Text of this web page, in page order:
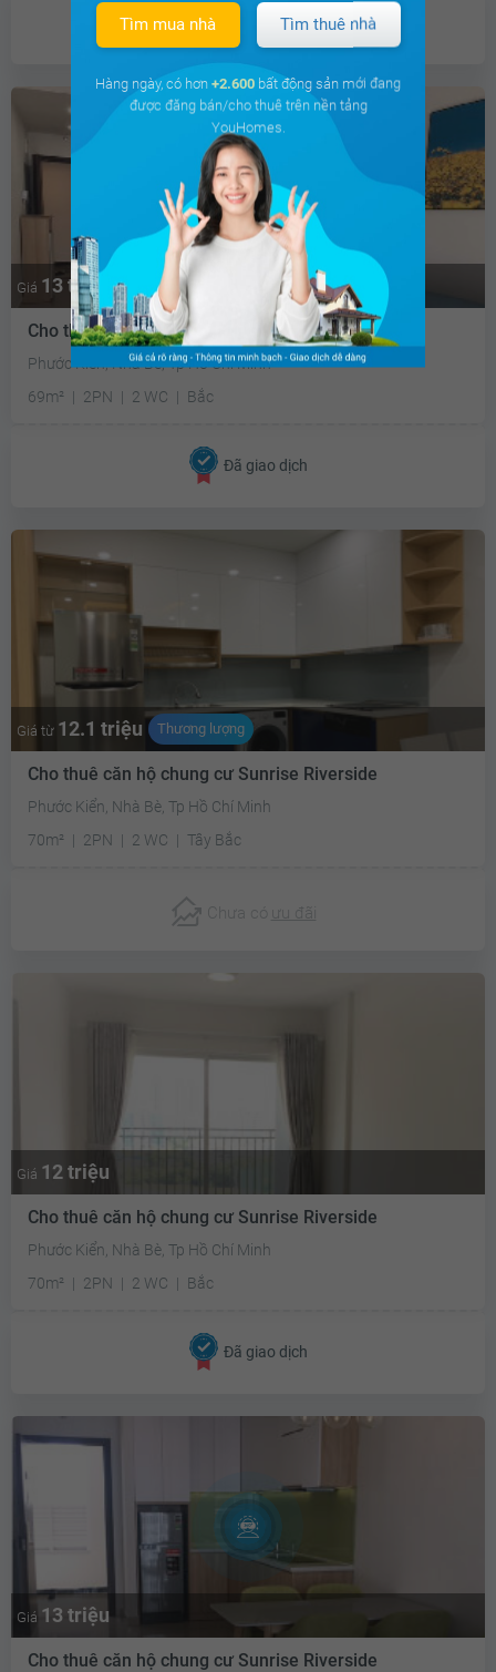
Đã giao dịch
Giá 13 triệu
Cho thuê căn hộ chung cư Sunrise Riverside
Phước Kiển, Nhà Bè, Tp Hồ Chí Minh
69m²
2PN 2 WC Bắc
Đã giao dịch
Giá từ 12.1 triệu Thương lượng
Cho thuê căn hộ chung cư Sunrise Riverside
Phước Kiển, Nhà Bè, Tp Hồ Chí Minh
70m²
2PN 2 WC Tây Bắc
Chưa có ưu đãi
Giá 12 triệu
Cho thuê căn hộ chung cư Sunrise Riverside
Phước Kiển, Nhà Bè, Tp Hồ Chí Minh
70m²
2PN 2 WC Bắc
Đã giao dịch
Giá 13 triệu
Cho thuê căn hộ chung cư Sunrise Riverside
Tìm mua nhà Tìm thuê nhà
Hàng ngày, có hơn +2.600 bất động sản mới đang
được đăng bán/cho thuê trên nền tảng
YouHomes.